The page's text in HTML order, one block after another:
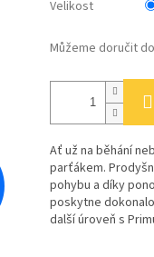
Velikost
Můžeme doručit
Ať už na běhání
parťákem.
pohybu a díky
poskytne
další úroveň s